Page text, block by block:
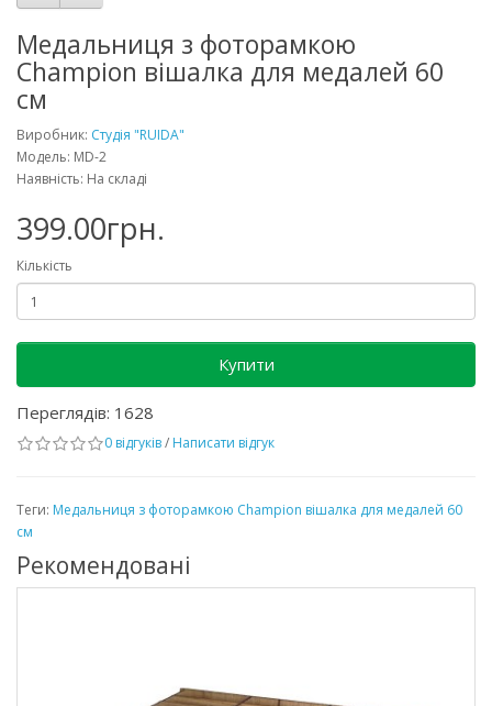
Медальниця з фоторамкою
Champion вішалка для медалей 60
см
Виробник: Студія "RUIDA"
Модель: MD-2
Наявність: На складі
399.00грн.
Кількість
Купити
Переглядів: 1628
0 відгуків/ Написати відгук
Теги: Медальниця з фоторамкою Champion вішалка для медалей 60
см
Рекомендовані